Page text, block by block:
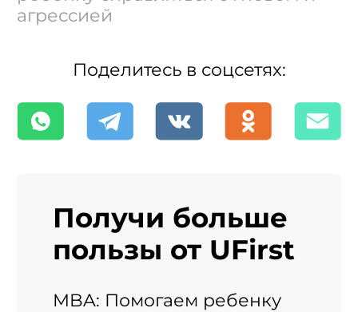
агрессией
Поделитесь в соцсетях:
Получи больше
пользы от UFirst
MBA: Помогаем ребенку